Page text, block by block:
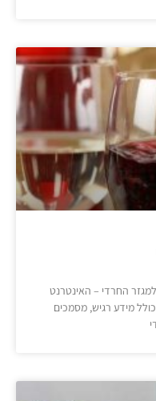
למגזר החרדי – האינטרנט
מידע רגיש, מסמכים